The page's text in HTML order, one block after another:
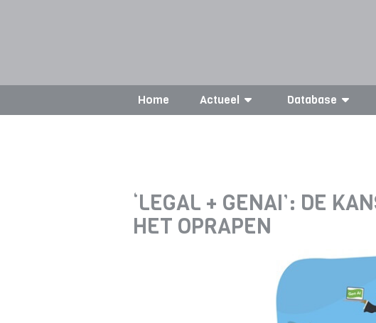
Home Actueel Database
‘LEGAL + GENAI’: DE
HET OPRAPEN